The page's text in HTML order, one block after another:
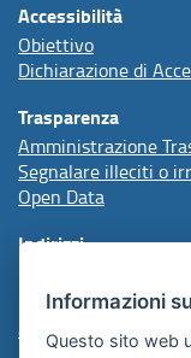
Accessibilità
Obiettivo
Dichiarazione di
Trasparenza
Amministrazione
Segnalare illeciti o
Open Data
Indirizzi
Informazioni
Questo sito web